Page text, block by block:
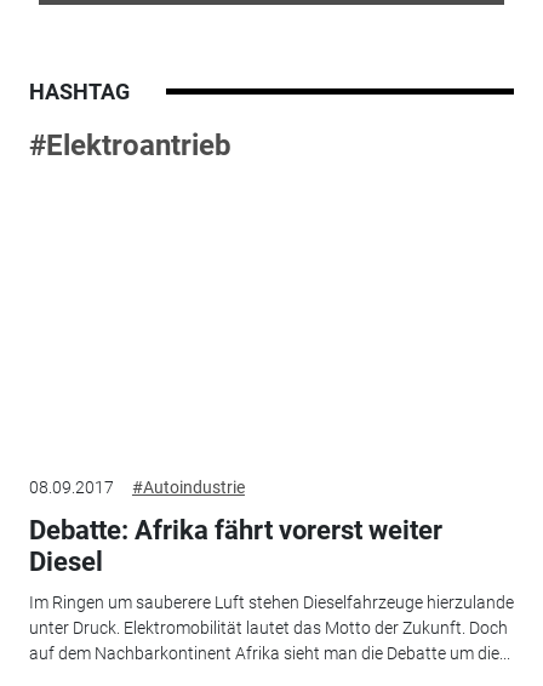
HASHTAG
#Elektroantrieb
08.09.2017 #Autoindustrie
Debatte: Afrika fährt vorerst weiter
Diesel
Im Ringen um sauberere Luft stehen Dieselfahrzeuge hierzulande
unter Druck. Elektromobilität lautet das Motto der Zukunft. Doch
auf dem Nachbarkontinent Afrika sieht man die Debatte um die...